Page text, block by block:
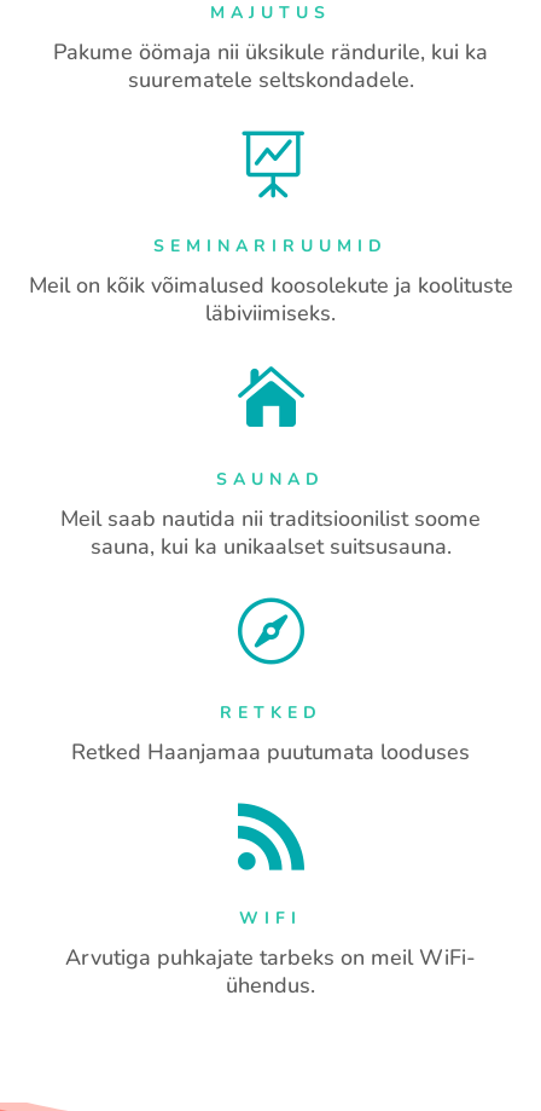
MAJUTUS
Pakume öömaja nii üksikule rändurile, kui ka
suurematele seltskondadele.

SEMINARIRUUMID
Meil on kõik võimalused koosolekute ja koolituste
läbiviimiseks.

SAUNAD
Meil saab nautida nii traditsioonilist soome
sauna, kui ka unikaalset suitsusauna.

RETKED
Retked Haanjamaa puutumata looduses

WIFI
Arvutiga puhkajate tarbeks on meil WiFi-
ühendus.